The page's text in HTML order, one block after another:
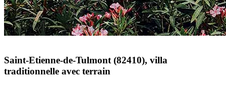
Saint-Etienne-de-Tulmont (82410), villa
traditionnelle avec terrain